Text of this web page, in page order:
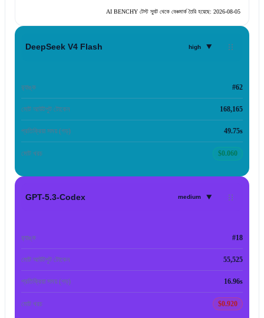
AI BENCHY টেস্ট স্যুট থেকে বেঞ্চমার্ক তৈরি হয়েছে: 2026-08-05
DeepSeek V4 Flash high ▾
র‍্যাঙ্ক #62
মোট আউটপুট টোকেন 168,165
প্রতিক্রিয়া সময় (গড়) 49.75s
মোট খরচ $0.060
GPT-5.3-Codex medium ▾
র‍্যাঙ্ক #18
মোট আউটপুট টোকেন 55,525
প্রতিক্রিয়া সময় (গড়) 16.96s
মোট খরচ $0.920